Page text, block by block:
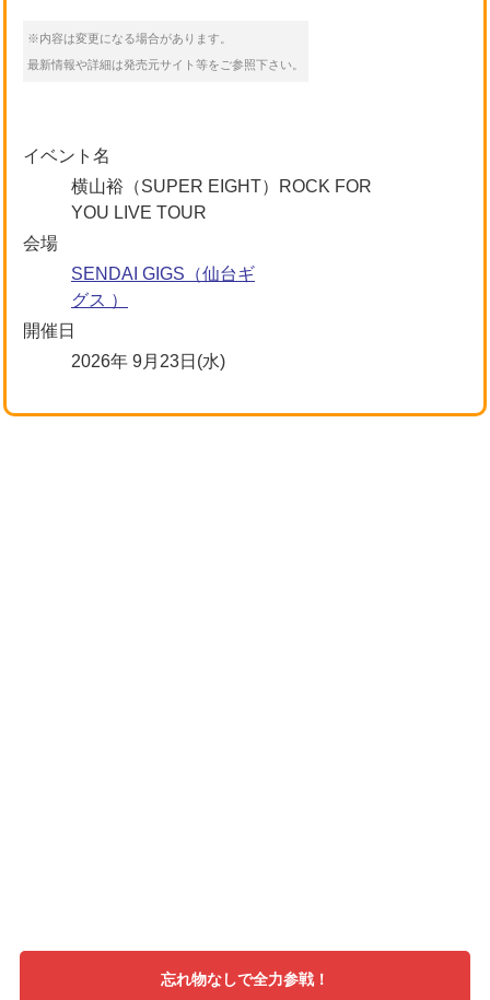
※内容は変更になる場合があります。
最新情報や詳細は発売元サイト等をご参照下さい。
イベント名
横山裕（SUPER EIGHT）ROCK FOR
YOU LIVE TOUR
会場
SENDAI GIGS（仙台ギ
グス ）
開催日
2026年 9月23日(水)
忘れ物なしで全力参戦！